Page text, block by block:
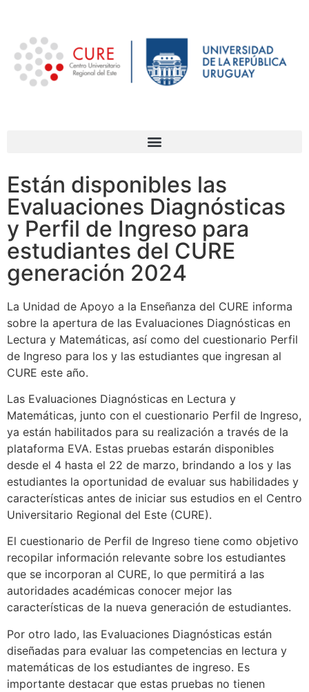
Están disponibles las
Evaluaciones Diagnósticas
y Perfil de Ingreso para
estudiantes del CURE
generación 2024
La Unidad de Apoyo a la Enseñanza del CURE informa
sobre la apertura de las Evaluaciones Diagnósticas en
Lectura y Matemáticas, así como del cuestionario Perfil
de Ingreso para los y las estudiantes que ingresan al
CURE este año.
Las Evaluaciones Diagnósticas en Lectura y
Matemáticas, junto con el cuestionario Perfil de Ingreso,
ya están habilitados para su realización a través de la
plataforma EVA. Estas pruebas estarán disponibles
desde el 4 hasta el 22 de marzo, brindando a los y las
estudiantes la oportunidad de evaluar sus habilidades y
características antes de iniciar sus estudios en el Centro
Universitario Regional del Este (CURE).
El cuestionario de Perfil de Ingreso tiene como objetivo
recopilar información relevante sobre los estudiantes
que se incorporan al CURE, lo que permitirá a las
autoridades académicas conocer mejor las
características de la nueva generación de estudiantes.
Por otro lado, las Evaluaciones Diagnósticas están
diseñadas para evaluar las competencias en lectura y
matemáticas de los estudiantes de ingreso. Es
importante destacar que estas pruebas no tienen